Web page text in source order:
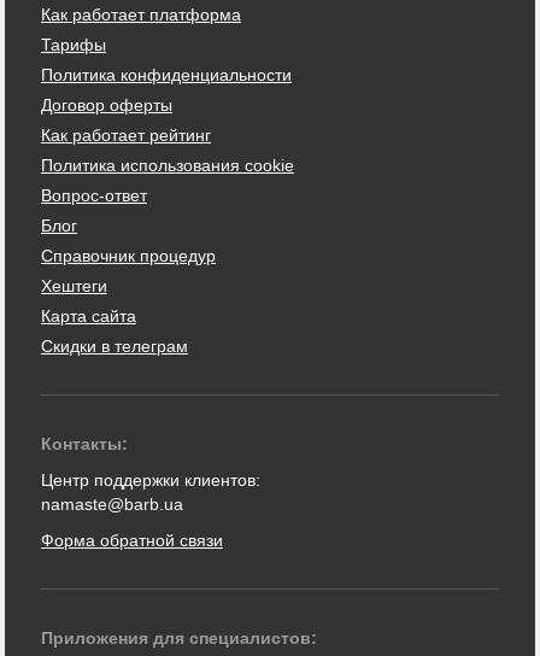
Как работает платформа
Тарифы
Политика конфиденциальности
Договор оферты
Как работает рейтинг
Политика использования cookie
Вопрос-ответ
Блог
Справочник процедур
Хештеги
Карта сайта
Скидки в телеграм
Контакты:
Центр поддержки клиентов:
namaste@barb.ua
Форма обратной связи
Приложения для специалистов: